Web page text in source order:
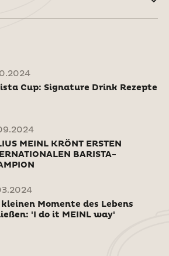
Cup: Signature Drink Rezepte
MEINL KRÖNT ERSTEN
BARISTA-
kleinen Momente des Lebens
'I do it MEINL way'